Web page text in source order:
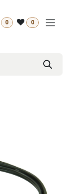
0 0